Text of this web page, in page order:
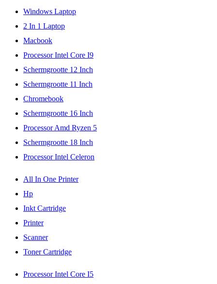
Windows Laptop
2 In 1 Laptop
Macbook
Processor Intel Core I9
Schermgrootte 12 Inch
Schermgrootte 11 Inch
Chromebook
Schermgrootte 16 Inch
Processor Amd Ryzen 5
Schermgrootte 18 Inch
Processor Intel Celeron
All In One Printer
Hp
Inkt Cartridge
Printer
Scanner
Toner Cartridge
Processor Intel Core I5